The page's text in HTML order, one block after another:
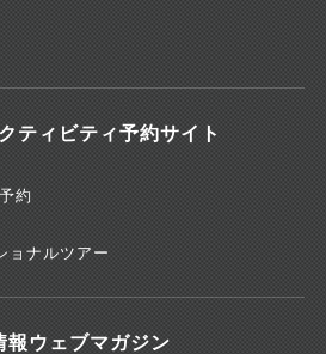
ティビティ予約サイト
約
ョナルツアー
報ウェブマガジン